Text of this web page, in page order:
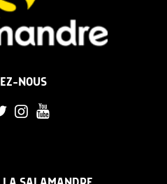
NOUS